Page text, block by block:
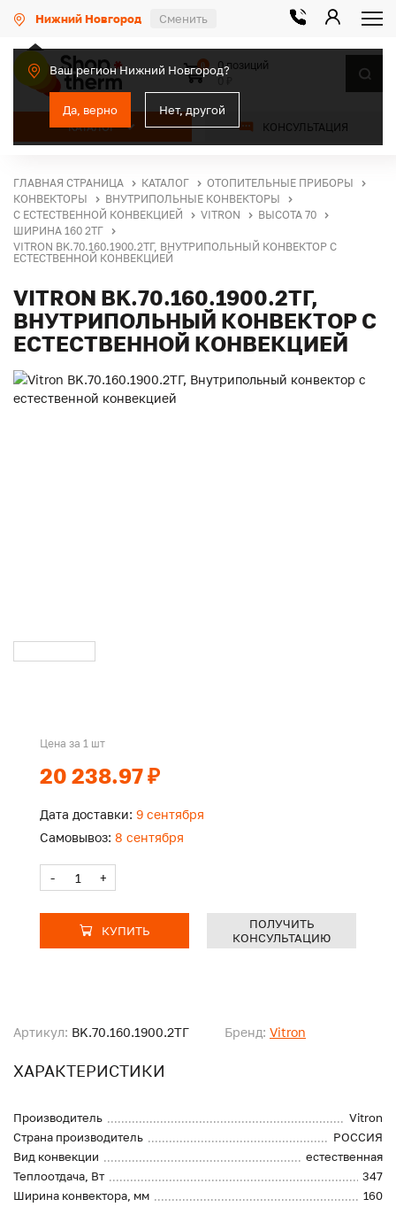
Нижний Новгород Сменить
Ваш регион Нижний Новгород?
Да, верно Нет, другой
КАТАЛОГ КОНСУЛЬТАЦИЯ
0
0 позиций
ГЛАВНАЯ СТРАНИЦА КАТАЛОГ
ОТОПИТЕЛЬНЫЕ ПРИБОРЫ
КОНВЕКТОРЫ
ВНУТРИПОЛЬНЫЕ КОНВЕКТОРЫ
С ЕСТЕСТВЕННОЙ КОНВЕКЦИЕЙ
VITRON
ВЫСОТА 70
ШИРИНА 160 2ТГ
VITRON BK.70.160.1900.2ТГ, ВНУТРИПОЛЬНЫЙ КОНВЕКТОР С
ЕСТЕСТВЕННОЙ КОНВЕКЦИЕЙ
VITRON BK.70.160.1900.2ТГ,
ВНУТРИПОЛЬНЫЙ КОНВЕКТОР С
ЕСТЕСТВЕННОЙ КОНВЕКЦИЕЙ
Артикул: BK.70.160.1900.2ТГ Бренд: Vitron
ХАРАКТЕРИСТИКИ
Производитель
Vitron
Страна производитель
РОССИЯ
Вид конвекции
естественная
Теплоотдача, Вт
347
Ширина конвектора, мм
160
Цена за 1 шт
20 238.97 ₽
Дата доставки: 9 сентября
Самовывоз: 8 сентября
- +
КУПИТЬ
ПОЛУЧИТЬ
КОНСУЛЬТАЦИЮ